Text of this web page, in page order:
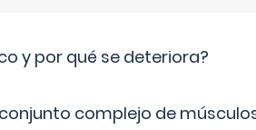
y por qué se deteriora?
complejo de